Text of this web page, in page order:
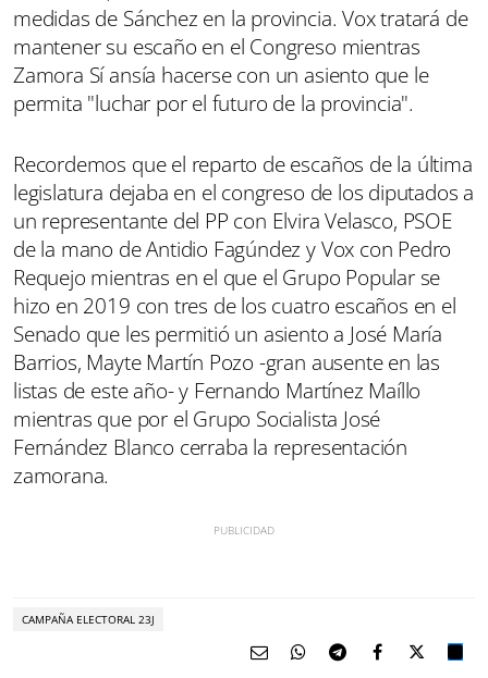
medidas de Sánchez en la provincia. Vox tratará de
mantener su escaño en el Congreso mientras
Zamora Sí ansía hacerse con un asiento que le
permita "luchar por el futuro de la provincia".
Recordemos que el reparto de escaños de la última
legislatura dejaba en el congreso de los diputados a
un representante del PP con Elvira Velasco, PSOE
de la mano de Antidio Fagúndez y Vox con Pedro
Requejo mientras en el que el Grupo Popular se
hizo en 2019 con tres de los cuatro escaños en el
Senado que les permitió un asiento a José María
Barrios, Mayte Martín Pozo -gran ausente en las
listas de este año- y Fernando Martínez Maíllo
mientras que por el Grupo Socialista José
Fernández Blanco cerraba la representación
zamorana.
CAMPAÑA ELECTORAL 23J